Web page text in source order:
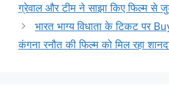
ग्रेवाल और टीम ने साझा किए फिल्म से
भारत भाग्य विधाता के टिकट पर
कंगना रनौत की फिल्म को मिल रहा